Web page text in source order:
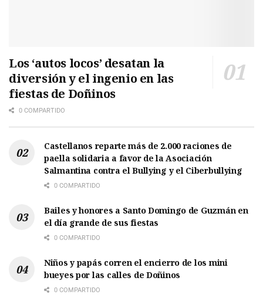
Los ‘autos locos’ desatan la
diversión y el ingenio en las
fiestas de Doñinos
0 COMPARTIDO
Castellanos reparte más de 2.000 raciones de
paella solidaria a favor de la Asociación
Salmantina contra el Bullying y el Ciberbullying
0 COMPARTIDO
Bailes y honores a Santo Domingo de Guzmán en
el día grande de sus fiestas
0 COMPARTIDO
Niños y papás corren el encierro de los mini
bueyes por las calles de Doñinos
0 COMPARTIDO